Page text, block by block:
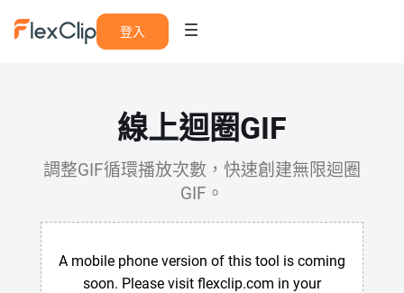
登入
線上迴圈GIF
調整GIF循環播放次數，快速創建無限迴圈
GIF。
A mobile phone version of this tool is coming
soon. Please visit flexclip.com in your